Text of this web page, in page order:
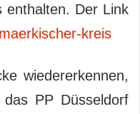
enthalten. Der Link
kreis
wiedererkennen,
PP Düsseldorf